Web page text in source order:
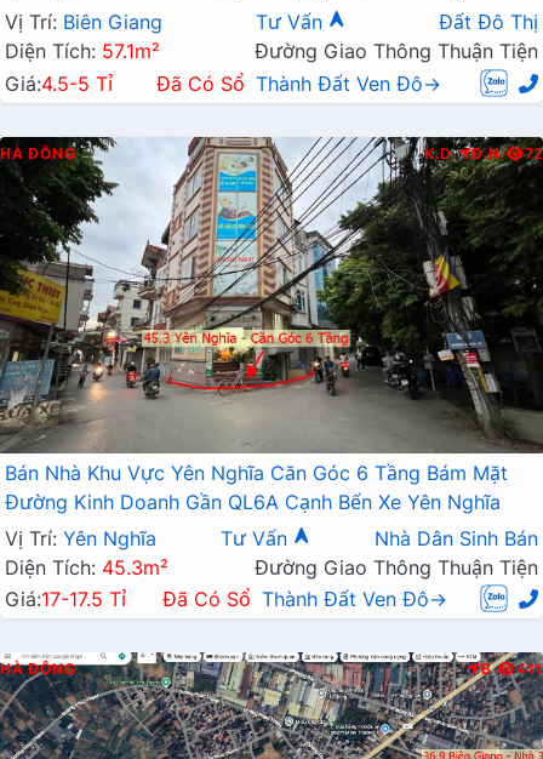
Vị Trí: Biên Giang Tư Vấn
Đất Đô Thị
Diện Tích: 57.1m²
Đường Giao Thông Thuận Tiện
Giá:4.5-5 Tỉ Đã Có Sổ Thành Đất Ven Đô→
HÀ ĐÔNG K.D Đ.N 72
Bán Nhà Khu Vực Yên Nghĩa Căn Góc 6 Tầng Bám Mặt
Đường Kinh Doanh Gần QL6A Cạnh Bến Xe Yên Nghĩa
Vị Trí: Yên Nghĩa Tư Vấn
Nhà Dân Sinh Bán
Diện Tích: 45.3m²
Đường Giao Thông Thuận Tiện
Giá:17-17.5 Tỉ Đã Có Sổ Thành Đất Ven Đô→
HÀ ĐÔNG B 411